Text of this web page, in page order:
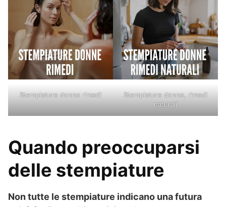
Stempiature donne rimedi
Stempiature donne, rimedi
naturali
Quando preoccuparsi
delle stempiature
Non tutte le stempiature indicano una futura